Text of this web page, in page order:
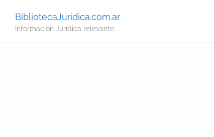
BibliotecaJuridica.com.ar
Información Jurídica relevante.